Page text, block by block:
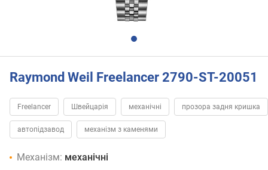
Raymond Weil Freelancer 2790-ST-20051
Freelancer Швейцарія механічні прозора задня кришка
автопідзавод механізм з каменями
Механізм: механічні